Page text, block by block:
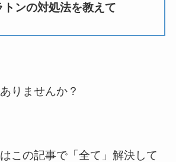
トンの対処法を教えて
りませんか？
この記事で「全て」解決して